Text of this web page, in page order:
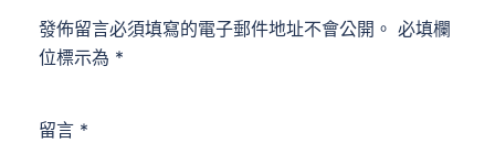
發佈留言必須填寫的電子郵件地址不會公開。 必填欄
位標示為 *
留言 *